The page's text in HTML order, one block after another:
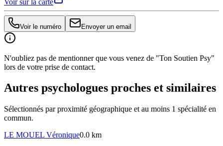
Voir le numéro Envoyer un email
N'oubliez pas de mentionner que vous venez de "Ton Soutien Psy"
lors de votre prise de contact.
Autres psychologues proches et similaires
Sélectionnés par proximité géographique et au moins 1 spécialité en
commun.
LE MOUEL Véronique0.0 km